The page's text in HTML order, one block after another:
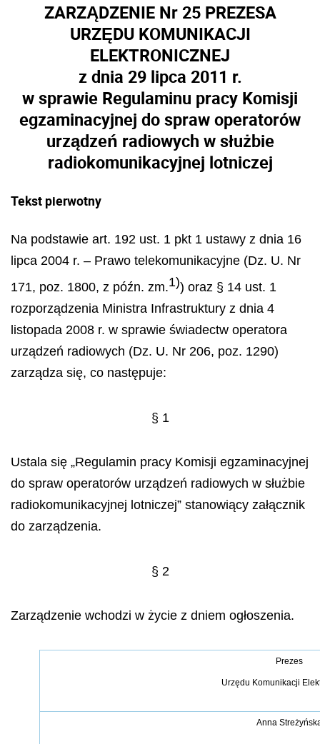
ZARZĄDZENIE Nr 25 PREZESA
URZĘDU KOMUNIKACJI
ELEKTRONICZNEJ
z dnia 29 lipca 2011 r.
w sprawie Regulaminu pracy Komisji
egzaminacyjnej do spraw operatorów
urządzeń radiowych w służbie
radiokomunikacyjnej lotniczej
Tekst pierwotny
Na podstawie art. 192 ust. 1 pkt 1 ustawy z dnia 16
lipca 2004 r. – Prawo telekomunikacyjne (Dz. U. Nr
171, poz. 1800, z późn. zm.1)) oraz § 14 ust. 1
rozporządzenia Ministra Infrastruktury z dnia 4
listopada 2008 r. w sprawie świadectw operatora
urządzeń radiowych (Dz. U. Nr 206, poz. 1290)
zarządza się, co następuje:
§ 1
Ustala się „Regulamin pracy Komisji egzaminacyjnej
do spraw operatorów urządzeń radiowych w służbie
radiokomunikacyjnej lotniczej” stanowiący załącznik
do zarządzenia.
§ 2
Zarządzenie wchodzi w życie z dniem ogłoszenia.
Prezes
Urzędu Komunikacji
Anna